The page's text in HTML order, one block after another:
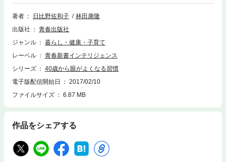
疲れ目、ドライアイの症状に悩まされている人必読の一冊。
著者
日比野佐和子
林田康隆
出版社
青春出版社
ジャンル
暮らし・健康・子育て
レーベル
青春新書インテリジェンス
シリーズ
40歳から眼がよくなる習慣
電子版配信開始日
2017/02/10
ファイルサイズ
6.87 MB
作品をシェアする